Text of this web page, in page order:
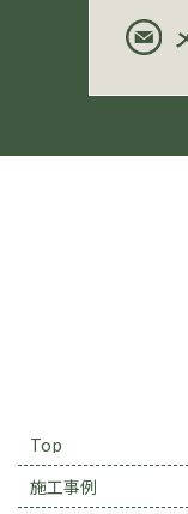
Top
施工事例